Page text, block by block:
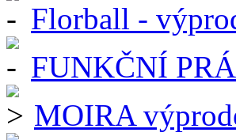
Florball -
FUNKČNÍ
MOIRA